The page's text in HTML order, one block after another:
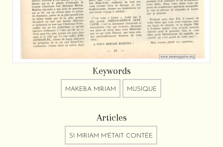
Keywords
MAKEBA MIRIAM MUSIQUE
Articles
SI MIRIAM M'ÉTAIT CONTÉE